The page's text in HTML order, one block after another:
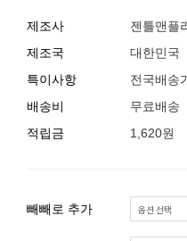
제조사
젠틀맨플
제조국
대한민국
특이사항
전국배송
배송비
무료배송
적립금
1,620원
빼빼로 추가